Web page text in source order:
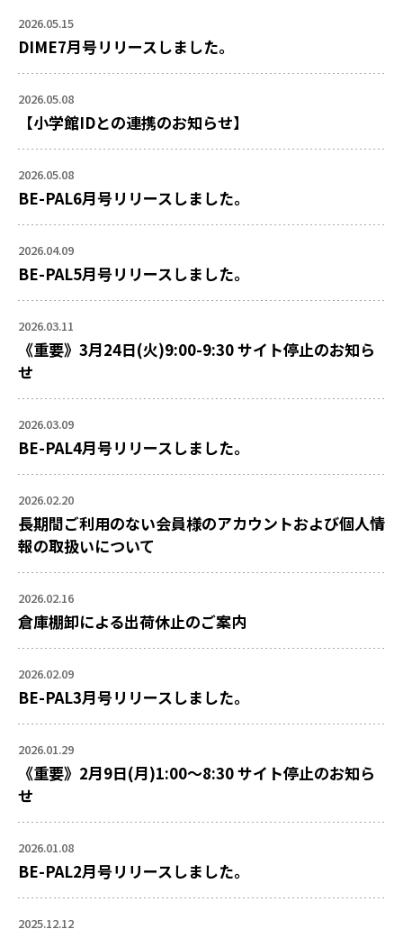
2026.05.15
DIME7月号リリースしました。
2026.05.08
【小学館IDとの連携のお知らせ】
2026.05.08
BE-PAL6月号リリースしました。
2026.04.09
BE-PAL5月号リリースしました。
2026.03.11
《重要》3月24日(火)9:00-9:30 サイト停止のお知ら
せ
2026.03.09
BE-PAL4月号リリースしました。
2026.02.20
長期間ご利用のない会員様のアカウントおよび個人情
報の取扱いについて
2026.02.16
倉庫棚卸による出荷休止のご案内
2026.02.09
BE-PAL3月号リリースしました。
2026.01.29
《重要》2月9日(月)1:00～8:30 サイト停止のお知ら
せ
2026.01.08
BE-PAL2月号リリースしました。
2025.12.12